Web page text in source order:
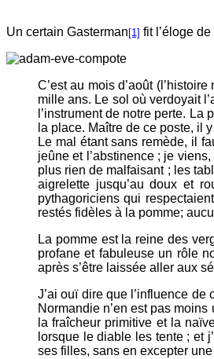
Un certain Gasterman [1] fit l’éloge
C’est au mois d’août
mille ans. Le sol où verdoyait
l’instrument de notre perte.
la place. Maître de ce poste, il
Le mal étant sans remède, il
jeûne et l’abstinence ; je
plus rien de malfaisant ; les
aigrelette jusqu’au doux et
pythagoriciens qui
restés fidèles à la pomme;
La pomme est la reine des
profane et fabuleuse un rôle
après s’être laissée aller aux
J’ai ouï dire que l’influence
Normandie n’en est pas
la fraîcheur primitive et la
lorsque le diable les tente ; et
ses filles, sans en excepter